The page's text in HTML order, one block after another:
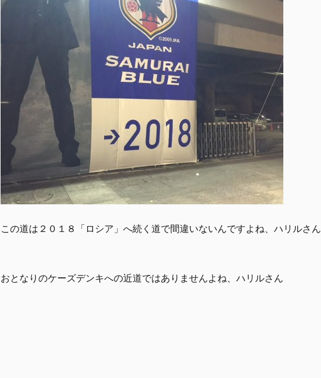
この道は２０１８「ロシア」へ続く道で間違いないんですよね、ハリルさん
おとなりのケーズデンキへの近道ではありませんよね、ハリルさん